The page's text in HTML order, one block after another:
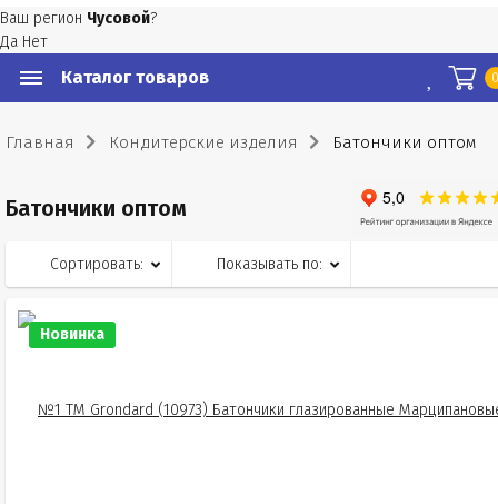
Ваш регион Чусовой?
Да Нет
Каталог товаров
Главная Кондитерские изделия Батончики оптом
Батончики оптом
Сортировать: Показывать по:
Новинка